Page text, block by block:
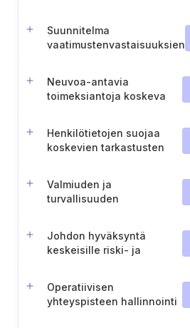
Suunnitelma
vaatimustenvastaisuuksien
Neuvoa-antavia
toimeksiantoja koskeva
Henkilötietojen suojaa
koskevien tarkastusten
Valmiuden ja
turvallisuuden
Johdon hyväksyntä
keskeisille riski- ja
Operatiivisen
yhteyspisteen hallinnointi